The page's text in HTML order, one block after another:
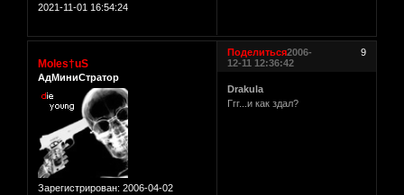
2021-11-01 16:54:24
Поделиться 9
2006-
12-11 12:36:42
Moles†uS
АдМиниСтратор
Зарегистрирован: 2006-04-02
Drakula
Ггг...и как здал?